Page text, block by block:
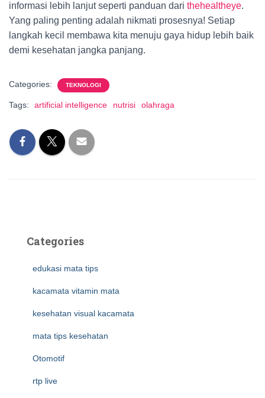
informasi lebih lanjut seperti panduan dari thehealtheye.
Yang paling penting adalah nikmati prosesnya! Setiap
langkah kecil membawa kita menuju gaya hidup lebih baik
demi kesehatan jangka panjang.
Categories: TEKNOLOGI
Tags: artificial intelligence nutrisi olahraga
Categories
edukasi mata tips
kacamata vitamin mata
kesehatan visual kacamata
mata tips kesehatan
Otomotif
rtp live